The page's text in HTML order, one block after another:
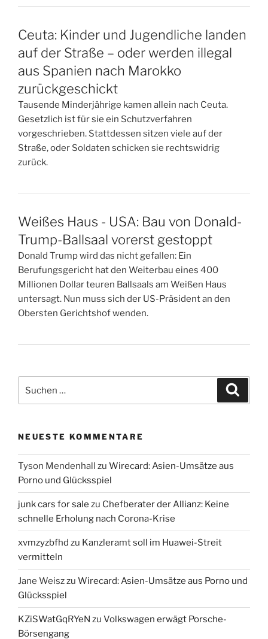
Ceuta: Kinder und Jugendliche landen
auf der Straße – oder werden illegal
aus Spanien nach Marokko
zurückgeschickt
Tausende Minderjährige kamen allein nach Ceuta.
Gesetzlich ist für sie ein Schutzverfahren
vorgeschrieben. Stattdessen sitzen viele auf der
Straße, oder Soldaten schicken sie rechtswidrig
zurück.
Weißes Haus - USA: Bau von Donald-
Trump-Ballsaal vorerst gestoppt
Donald Trump wird das nicht gefallen: Ein
Berufungsgericht hat den Weiterbau eines 400
Millionen Dollar teuren Ballsaals am Weißen Haus
untersagt. Nun muss sich der US-Präsident an den
Obersten Gerichtshof wenden.
nach:
NEUESTE KOMMENTARE
Tyson Mendenhall zu Wirecard: Asien-Umsätze aus
Porno und Glücksspiel
junk cars for sale zu Chefberater der Allianz: Keine
schnelle Erholung nach Corona-Krise
xvmzyzbfhd zu Kanzleramt soll im Huawei-Streit
vermitteln
Jane Weiszzu Wirecard: Asien-Umsätze aus Porno und
Glücksspiel
KZiSWatGqRYeN zu Volkswagen erwägt Porsche-
Börsengang